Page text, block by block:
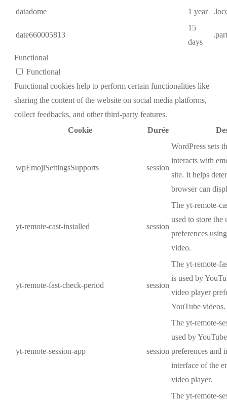
datadome 1 year
date660005813
15
days
Functional
Functional
Functional cookies help to perform certain functionalities like
sharing the content of the website on social media platforms,
collect feedbacks, and other third-party features.
Cookie
Durée
wpEmojiSettingsSupports session
WordPress sets
interacts with
site. It helps
browser can
yt-remote-cast-installed session
The yt-remote-
used to store the
preferences
video.
yt-remote-fast-check-period session
The yt-remote-
is used by
video player
YouTube videos.
yt-remote-session-app session
The yt-remote-
used by
preferences and
interface of the
video player.
The yt-remote-